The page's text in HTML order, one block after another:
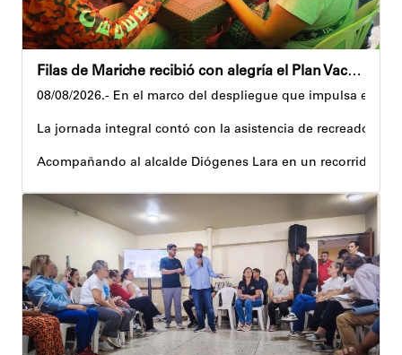
Filas de Mariche recibió con alegría el Plan Vacacional Venezuela RÍE 2026
08/08/2026.- En el marco del despliegue que impulsa el
La jornada integral contó con la asistencia de recreadores
Acompañando al alcalde Diógenes Lara en un recorrido,
Al respecto, señaló dos espacios permanentes habilitados
Precisamente, el Plan Vacacional Venezuela RÍE 2026
Andyvell Román